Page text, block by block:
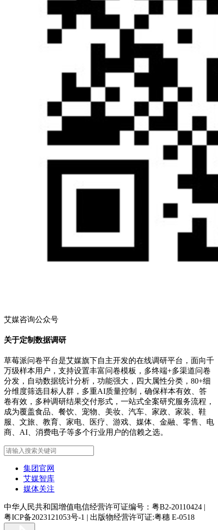
艾媒咨询公众号
关于定制数据调研
草莓派问卷平台是艾媒旗下自主开发的在线调研平台，面向千
万级样本用户，支持设置丰富问卷模板，多终端+多渠道问卷
分发，自动数据统计分析，功能强大，四大属性分类，80+细
分维度筛选目标人群，多重AI质量控制，确保样本有效、答
卷有效，多种调研结果交付形式，一站式全案研究服务流程，
成为覆盖食品、餐饮、宠物、美妆、汽车、家政、家装、鞋
服、文旅、教育、家电、医疗、游戏、媒体、金融、零售、电
商、AI、消费电子等多个行业用户的信赖之选。
集团官网
艾媒智库
媒体关注
中华人民共和国增值电信经营许可证编号：粤B2-20110424
粤ICP备2023121053号-1
出版物经营许可证:粤穗 E-0518